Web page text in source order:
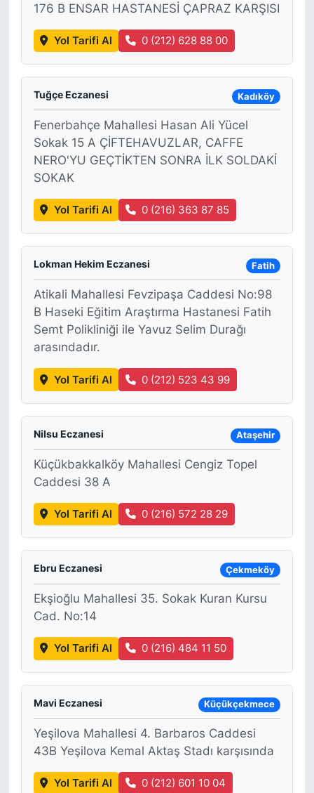
176 B ENSAR HASTANESİ ÇAPRAZ KARŞISI
Yol Tarifi Al 0 (212) 628 88 00
Tuğçe Eczanesi Kadıköy
Fenerbahçe Mahallesi Hasan Ali Yücel
Sokak 15 A ÇİFTEHAVUZLAR, CAFFE
NERO'YU GEÇTİKTEN SONRA İLK SOLDAKİ
SOKAK
Yol Tarifi Al 0 (216) 363 87 85
Lokman Hekim Eczanesi Fatih
Atikali Mahallesi Fevzipaşa Caddesi No:98
B Haseki Eğitim Araştırma Hastanesi Fatih
Semt Polikliniği ile Yavuz Selim Durağı
arasındadır.
Yol Tarifi Al 0 (212) 523 43 99
Nilsu Eczanesi Ataşehir
Küçükbakkalköy Mahallesi Cengiz Topel
Caddesi 38 A
Yol Tarifi Al 0 (216) 572 28 29
Ebru Eczanesi Çekmeköy
Ekşioğlu Mahallesi 35. Sokak Kuran Kursu
Cad. No:14
Yol Tarifi Al 0 (216) 484 11 50
Mavi Eczanesi Küçükçekmece
Yeşilova Mahallesi 4. Barbaros Caddesi
43B Yeşilova Kemal Aktaş Stadı karşısında
Yol Tarifi Al 0 (212) 601 10 04